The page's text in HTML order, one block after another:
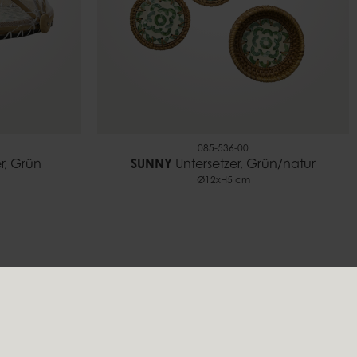
Grün
085-536-00
SUNNY Untersetzer, Grün/natur
Ø12xH5 cm